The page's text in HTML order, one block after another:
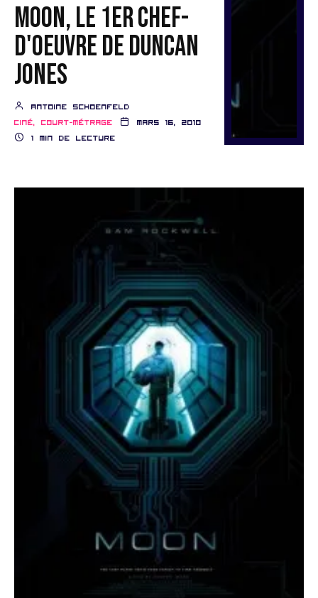
Moon, le 1er chef-
d'oeuvre de Duncan
Jones
Antoine schoenfeld
Ciné, court-métrage
mars 16, 2010
1 min de lecture